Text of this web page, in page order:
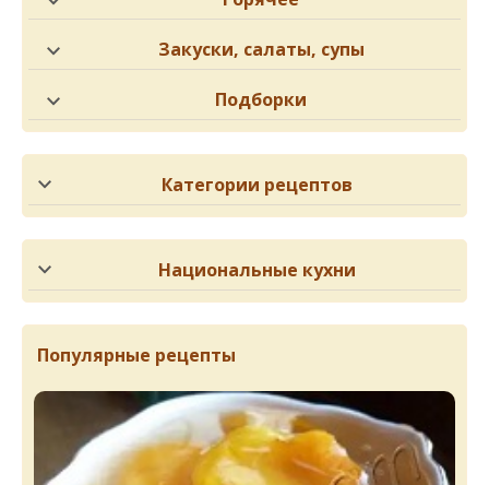
Закуски, салаты, супы
Подборки
Категории рецептов
Национальные кухни
Популярные рецепты